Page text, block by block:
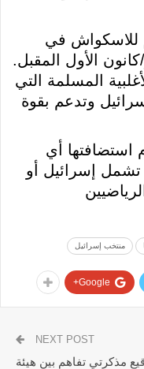
للاسكواش في
الأول المقبل.
المسلمة التي
وتدعم بقوة
استضافتها أي
تشمل إسرائيل أو
منتخب إسرائيل
Google+
NEXT POST
مذكرتي تفاهم بين هيئة